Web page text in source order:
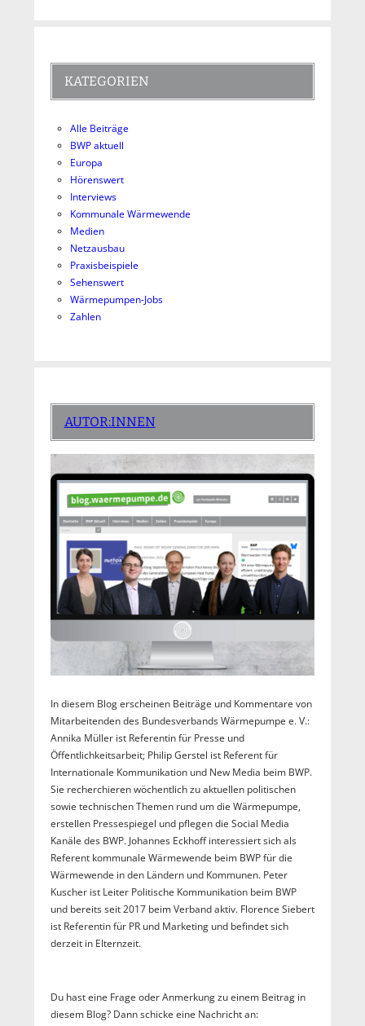
KATEGORIEN
Alle Beiträge
BWP aktuell
Europa
Hörenswert
Interviews
Kommunale Wärmewende
Medien
Netzausbau
Praxisbeispiele
Sehenswert
Wärmepumpen-Jobs
Zahlen
AUTOR:INNEN
In diesem Blog erscheinen Beiträge und Kommentare von
Mitarbeitenden des Bundesverbands Wärmepumpe e. V.:
Annika Müller ist Referentin für Presse und
Öffentlichkeitsarbeit; Philip Gerstel ist Referent für
Internationale Kommunikation und New Media beim BWP.
Sie recherchieren wöchentlich zu aktuellen politischen
sowie technischen Themen rund um die Wärmepumpe,
erstellen Pressespiegel und pflegen die Social Media
Kanäle des BWP. Johannes Eckhoff interessiert sich als
Referent kommunale Wärmewende beim BWP für die
Wärmewende in den Ländern und Kommunen. Peter
Kuscher ist Leiter Politische Kommunikation beim BWP
und bereits seit 2017 beim Verband aktiv. Florence Siebert
ist Referentin für PR und Marketing und befindet sich
derzeit in Elternzeit.
Du hast eine Frage oder Anmerkung zu einem Beitrag in
diesem Blog? Dann schicke eine Nachricht an: